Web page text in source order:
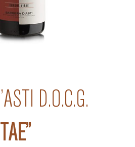
D.O.C.G.